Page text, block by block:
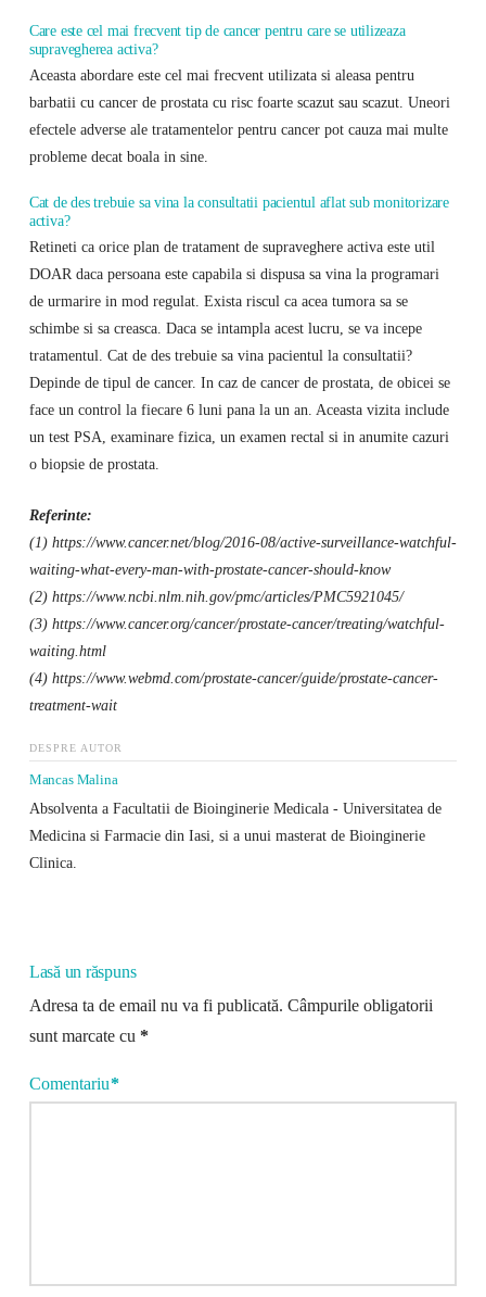
Care este cel mai frecvent tip de cancer pentru care se utilizeaza
supravegherea activa?
Aceasta abordare este cel mai frecvent utilizata si aleasa pentru
barbatii cu cancer de prostata cu risc foarte scazut sau scazut. Uneori
efectele adverse ale tratamentelor pentru cancer pot cauza mai multe
probleme decat boala in sine.
Cat de des trebuie sa vina la consultatii pacientul aflat sub monitorizare
activa?
Retineti ca orice plan de tratament de supraveghere activa este util
DOAR daca persoana este capabila si dispusa sa vina la programari
de urmarire in mod regulat. Exista riscul ca acea tumora sa se
schimbe si sa creasca. Daca se intampla acest lucru, se va incepe
tratamentul. Cat de des trebuie sa vina pacientul la consultatii?
Depinde de tipul de cancer. In caz de cancer de prostata, de obicei se
face un control la fiecare 6 luni pana la un an. Aceasta vizita include
un test PSA, examinare fizica, un examen rectal si in anumite cazuri
o biopsie de prostata.
Referinte:
(1) https://www.cancer.net/blog/2016-08/active-surveillance-watchful-
waiting-what-every-man-with-prostate-cancer-should-know
(2) https://www.ncbi.nlm.nih.gov/pmc/articles/PMC5921045/
(3) https://www.cancer.org/cancer/prostate-cancer/treating/watchful-
waiting.html
(4) https://www.webmd.com/prostate-cancer/guide/prostate-cancer-
treatment-wait
DESPRE AUTOR
Mancas Malina
Absolventa a Facultatii de Bioinginerie Medicala - Universitatea de
Medicina si Farmacie din Iasi, si a unui masterat de Bioinginerie
Clinica.
Lasă un răspuns
Adresa ta de email nu va fi publicată. Câmpurile obligatorii
sunt marcate cu *
Comentariu*